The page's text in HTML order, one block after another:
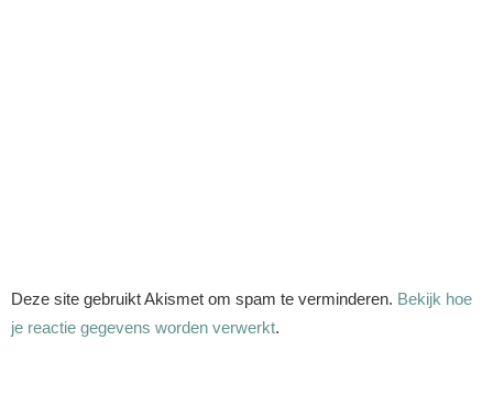
Deze site gebruikt Akismet om spam te verminderen. Bekijk hoe
je reactie gegevens worden verwerkt.